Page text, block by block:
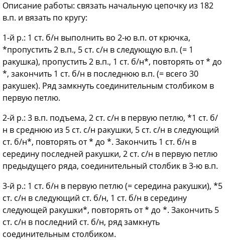
Описание работы: связать начальную цепочку из 182
в.п. и вязать по кругу:
1-й р.: 1 ст. б/н выполнить во 2-ю в.п. от крючка,
*пропустить 2 в.п., 5 ст. с/н в следующую в.п. (= 1
ракушка), пропустить 2 в.п., 1 ст. б/н*, повторять от * до
*, закончить 1 ст. б/н в последнюю в.п. (= всего 30
ракушек). Ряд замкнуть соединительным столбиком в
первую петлю.
2-й р.: 3 в.п. подъема, 2 ст. с/н в первую петлю, *1 ст. б/
н в среднюю из 5 ст. с/н ракушки, 5 ст. с/н в следующий
ст. б/н*, повторять от * до *. Закончить 1 ст. б/н в
середину последней ракушки, 2 ст. с/н в первую петлю
предыдущего ряда, соединительный столбик в 3-ю в.п.
3-й р.: 1 ст. б/н в первую петлю (= середина ракушки), *5
ст. с/н в следующий ст. б/н, 1 ст. б/н в середину
следующей ракушки*, повторять от * до *. Закончить 5
ст. с/н в последний ст. б/н, ряд замкнуть
соединительным столбиком.